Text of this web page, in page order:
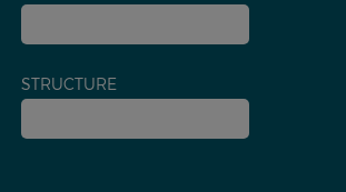
STRUCTURE